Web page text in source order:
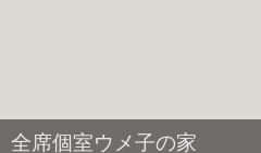
全席個室ウメ子の家